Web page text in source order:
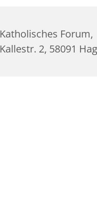
Katholisches Forum,
Kallestr. 2, 58091